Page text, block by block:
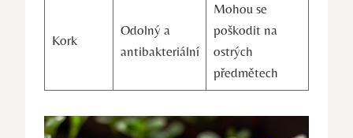
Kork
Odolný a
antibakteriální
Mohou se
poškodit ‍na
‌ostrých
předmětech